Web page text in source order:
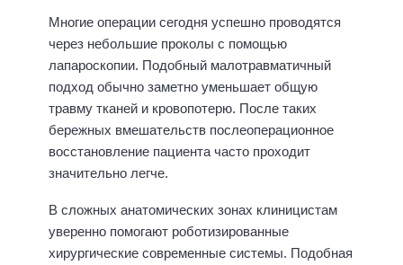
Многие операции сегодня успешно проводятся
через небольшие проколы с помощью
лапароскопии. Подобный малотравматичный
подход обычно заметно уменьшает общую
травму тканей и кровопотерю. После таких
бережных вмешательств послеоперационное
восстановление пациента часто проходит
значительно легче.
В сложных анатомических зонах клиницистам
уверенно помогают роботизированные
хирургические современные системы. Подобная